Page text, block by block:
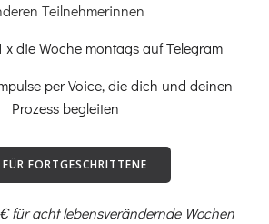
Teilnehmerinnen
x die Woche montags auf Telegram
per Voice, die dich und deinen
Prozess begleiten
FORTGESCHRITTENE
für acht lebensverändernde Wochen